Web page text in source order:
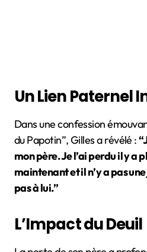
Un Lien Paternel
Dans une confession
du Papotin”, Gilles a révélé :
mon père. Je l’ai perdu il y a
maintenant et il n’y a pas
pas à lui.”
L’Impact du Deuil